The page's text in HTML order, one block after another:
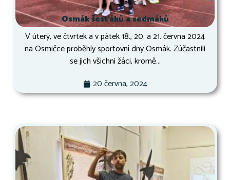
Osmák šesťáků a sedmáků
V úterý, ve čtvrtek a v pátek 18., 20. a 21. června 2024
na Osmičce proběhly sportovní dny Osmák. Zúčastnili
se jich všichni žáci, kromě...
20 června, 2024